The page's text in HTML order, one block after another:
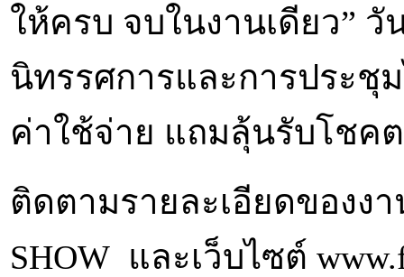
ให้ครบ จบในงานเดียว”
นิทรรศการและการประชุ
ค่าใช้จ่าย แถมลุ้นรับโชค
ติดตามรายละเอียดของงา
SHOW และเว็บไซต์